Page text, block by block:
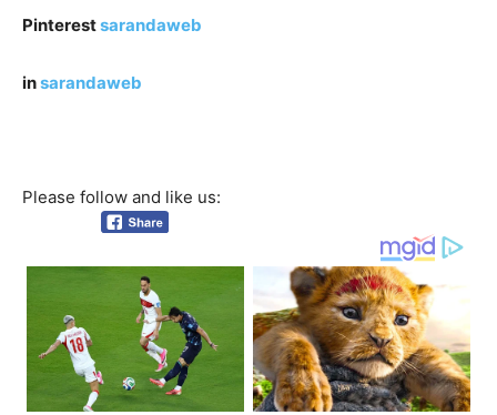
Pinterestsarandaweb
insarandaweb
Please follow and like us: